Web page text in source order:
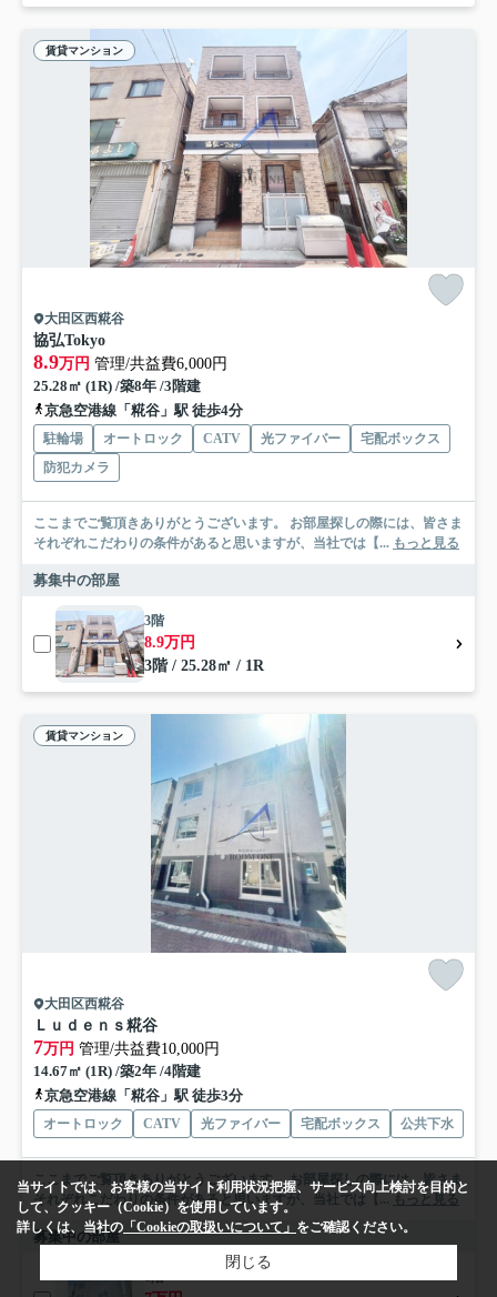
賃貸マンション
大田区西糀谷
協弘Tokyo
8.9万円 管理/共益費6,000円
25.28㎡ (1R) /築8年 /3階建
京急空港線「糀谷」駅 徒歩4分
駐輪場 オートロック CATV 光ファイバー
宅配ボックス
防犯カメラ
ここまでご覧頂きありがとうございます。 お部屋探しの際には、皆さま
それぞれこだわりの条件があると思いますが、当社では【... もっと見る
募集中の部屋
3階
8.9万円
3階 / 25.28㎡ / 1R
賃貸マンション
大田区西糀谷
Ｌｕｄｅｎｓ糀谷
7万円 管理/共益費10,000円
14.67㎡ (1R) /築2年 /4階建
京急空港線「糀谷」駅 徒歩3分
オートロック CATV 光ファイバー 宅配ボックス 公共下水
ここまでご覧頂きありがとうございます。 お部屋探しの際には、皆さま
それぞれこだわりの条件があると思いますが、当社では【...もっと見る
募集中の部屋
当サイトでは、お客様の当サイト利用状況把握、サービス向上検討を目的と
して、クッキー（Cookie）を使用しています。
詳しくは、当社の 「Cookieの取扱いについて」 をご確認ください。
閉じる